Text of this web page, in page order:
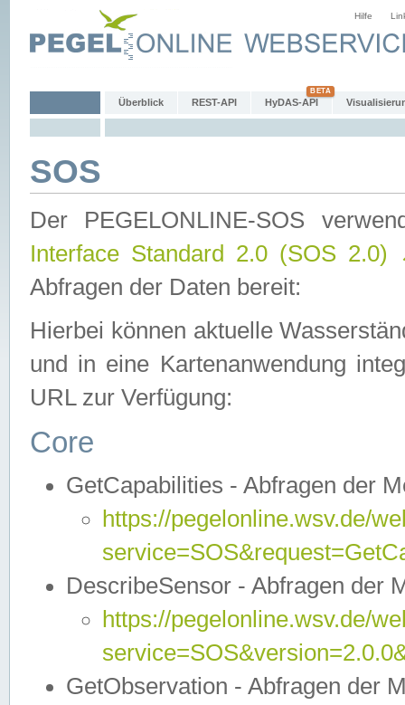
Hilfe
Überblick REST-API HyDAS-API
SOS
Der PEGELONLINE-SOS
Interface Standard 2.0 (SOS 2.0)
Abfragen der Daten bereit:
Hierbei können aktuelle
und in eine Kartenanwendung
URL zur Verfügung:
Core
GetCapabilities - Abfragen der
https://pegelonline.wsv.de/
DescribeSensor - Abfragen der
https://pegelonline.wsv.de/
GetObservation - Abfragen der